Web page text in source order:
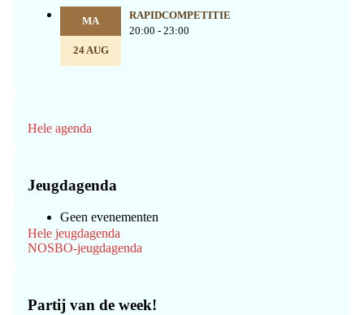
MA
24 AUG
RAPIDCOMPETITIE
20:00 - 23:00
Hele agenda
Jeugdagenda
Geen evenementen
Hele jeugdagenda
NOSBO-jeugdagenda
Partij van de week!